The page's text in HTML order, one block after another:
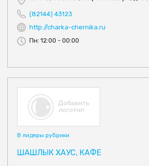
(82144) 43123
http://charka-chernika.ru
Пн: 12:00 - 00:00
В лидеры рубрики
ШАШЛЫК ХАУС, КАФЕ